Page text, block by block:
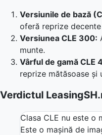
Versiunile de bază
oferă reprize
Versiunea CLE 300:
munte.
Vârful de gamă CLE
reprize mătăsoase
Verdictul
Clasa CLE nu este o
Este o mașină de